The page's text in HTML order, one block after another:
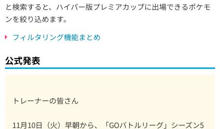
と検索すると、ハイパー版プレミアカップに出場できるポケモ
ンを絞り込めます。
フィルタリング機能まとめ
公式発表
トレーナーの皆さん
11月10日（火）早朝から、「GOバトルリーグ」シーズン5